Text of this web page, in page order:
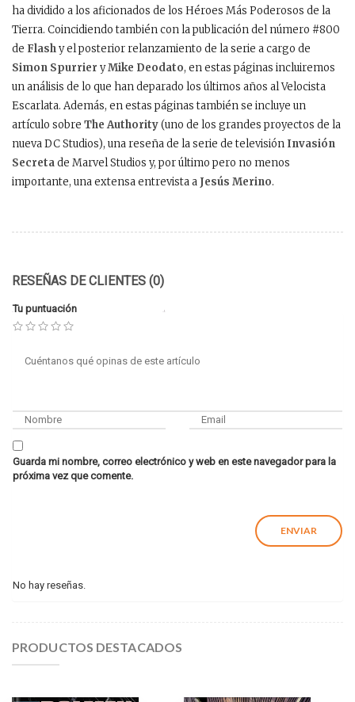
ha dividido a los aficionados de los Héroes Más Poderosos de la
Tierra. Coincidiendo también con la publicación del número #800
de Flashy el posterior relanzamiento de la serie a cargo de
Simon Spurrier yMike Deodato, en estas páginas incluiremos
un análisis de lo que han deparado los últimos años al Velocista
Escarlata. Además, en estas páginas también se incluye un
artículo sobre The Authority(uno de los grandes proyectos de la
nueva DC Studios), una reseña de la serie de televisión Invasión
Secretade Marvel Studios y, por último pero no menos
importante, una extensa entrevista a Jesús Merino.
RESEÑAS DE CLIENTES (0)
Tu puntuación
Guarda mi nombre, correo electrónico y web en este navegador para la
próxima vez que comente.
No hay reseñas.
PRODUCTOS DESTACADOS